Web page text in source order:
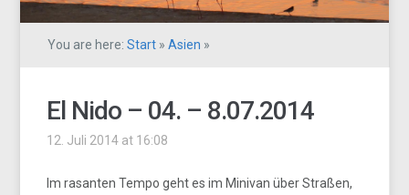
You are here:Start »Asien »
El Nido – 04. – 8.07.2014
12. Juli 2014 at 16:08
Im rasanten Tempo geht es im Minivan über Straßen,